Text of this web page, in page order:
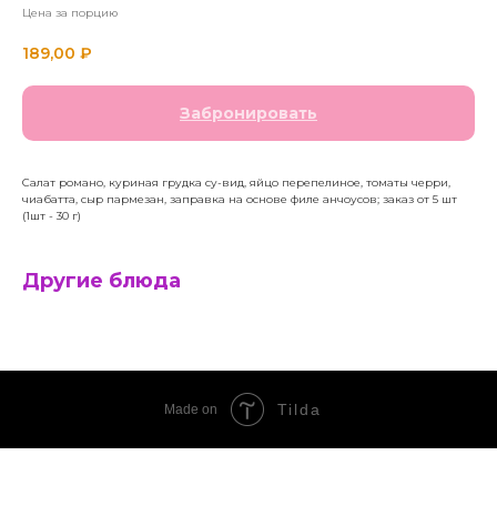
Цена за порцию
189,00 ₽
Забронировать
Салат романо, куриная грудка су-вид, яйцо перепелиное, томаты черри,
чиабатта, сыр пармезан, заправка на основе филе анчоусов; заказ от 5 шт
(1шт - 30 г)
Другие блюда
Made on Tilda